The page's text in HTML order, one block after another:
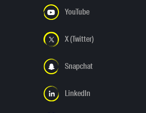
YouTube
X (Twitter)
Snapchat
LinkedIn